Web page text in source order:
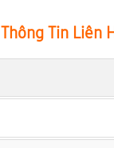
Thông Tin Liên